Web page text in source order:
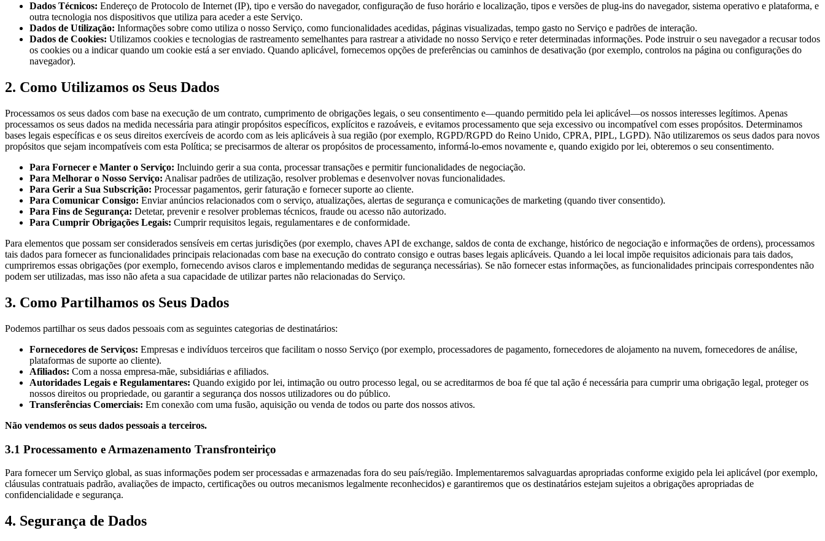
Dados Técnicos: Endereço de Protocolo de Internet (IP), tipo e versão do navegador, configuração de fuso horário e localização, tipos e versões de plug-ins do navegador, sistema operativo e plataforma, e
outra tecnologia nos dispositivos que utiliza para aceder a este Serviço.
Dados de Utilização: Informações sobre como utiliza o nosso Serviço, como funcionalidades acedidas, páginas visualizadas, tempo gasto no Serviço e padrões de interação.
Dados de Cookies: Utilizamos cookies e tecnologias de rastreamento semelhantes para rastrear a atividade no nosso Serviço e reter determinadas informações. Pode instruir o seu navegador a recusar todos
os cookies ou a indicar quando um cookie está a ser enviado. Quando aplicável, fornecemos opções de preferências ou caminhos de desativação (por exemplo, controlos na página ou configurações do
navegador).
2. Como Utilizamos os Seus Dados
Processamos os seus dados com base na execução de um contrato, cumprimento de obrigações legais, o seu consentimento e—quando permitido pela lei aplicável—os nossos interesses legítimos. Apenas
processamos os seus dados na medida necessária para atingir propósitos específicos, explícitos e razoáveis, e evitamos processamento que seja excessivo ou incompatível com esses propósitos. Determinamos
bases legais específicas e os seus direitos exercíveis de acordo com as leis aplicáveis à sua região (por exemplo, RGPD/RGPD do Reino Unido, CPRA, PIPL, LGPD). Não utilizaremos os seus dados para novos
propósitos que sejam incompatíveis com esta Política; se precisarmos de alterar os propósitos de processamento, informá-lo-emos novamente e, quando exigido por lei, obteremos o seu consentimento.
Para Fornecer e Manter o Serviço: Incluindo gerir a sua conta, processar transações e permitir funcionalidades de negociação.
Para Melhorar o Nosso Serviço: Analisar padrões de utilização, resolver problemas e desenvolver novas funcionalidades.
Para Gerir a Sua Subscrição: Processar pagamentos, gerir faturação e fornecer suporte ao cliente.
Para Comunicar Consigo: Enviar anúncios relacionados com o serviço, atualizações, alertas de segurança e comunicações de marketing (quando tiver consentido).
Para Fins de Segurança: Detetar, prevenir e resolver problemas técnicos, fraude ou acesso não autorizado.
Para Cumprir Obrigações Legais: Cumprir requisitos legais, regulamentares e de conformidade.
Para elementos que possam ser considerados sensíveis em certas jurisdições (por exemplo, chaves API de exchange, saldos de conta de exchange, histórico de negociação e informações de ordens), processamos
tais dados para fornecer as funcionalidades principais relacionadas com base na execução do contrato consigo e outras bases legais aplicáveis. Quando a lei local impõe requisitos adicionais para tais dados,
cumpriremos essas obrigações (por exemplo, fornecendo avisos claros e implementando medidas de segurança necessárias). Se não fornecer estas informações, as funcionalidades principais correspondentes não
podem ser utilizadas, mas isso não afeta a sua capacidade de utilizar partes não relacionadas do Serviço.
3. Como Partilhamos os Seus Dados
Podemos partilhar os seus dados pessoais com as seguintes categorias de destinatários:
Fornecedores de Serviços: Empresas e indivíduos terceiros que facilitam o nosso Serviço (por exemplo, processadores de pagamento, fornecedores de alojamento na nuvem, fornecedores de análise,
plataformas de suporte ao cliente).
Afiliados: Com a nossa empresa-mãe, subsidiárias e afiliados.
Autoridades Legais e Regulamentares: Quando exigido por lei, intimação ou outro processo legal, ou se acreditarmos de boa fé que tal ação é necessária para cumprir uma obrigação legal, proteger os
nossos direitos ou propriedade, ou garantir a segurança dos nossos utilizadores ou do público.
Transferências Comerciais: Em conexão com uma fusão, aquisição ou venda de todos ou parte dos nossos ativos.
Não vendemos os seus dados pessoais a terceiros.
3.1 Processamento e Armazenamento Transfronteiriço
Para fornecer um Serviço global, as suas informações podem ser processadas e armazenadas fora do seu país/região. Implementaremos salvaguardas apropriadas conforme exigido pela lei aplicável (por exemplo,
cláusulas contratuais padrão, avaliações de impacto, certificações ou outros mecanismos legalmente reconhecidos) e garantiremos que os destinatários estejam sujeitos a obrigações apropriadas de
confidencialidade e segurança.
4. Segurança de Dados